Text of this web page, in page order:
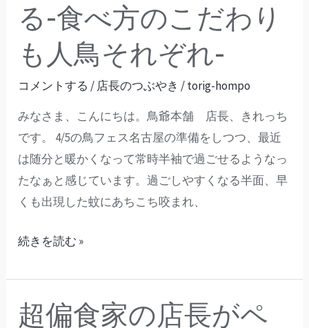
考
え
て
み
る-
無
限
の
可
性-
る-食べ方のこだわり
も人鳥それぞれ-
コメントする / 店長のつぶやき /torig-hompo
みなさま、こんにちは。鳥爺本舗 店長、きれっち
です。 4/5の鳥フェス名古屋の準備をしつつ、最近
は随分と暖かくなって常時半袖で過ごせるようなっ
たなぁと感じています。過ごしやすくなる半面、早
くも出現した蚊にあちこち咬まれ、
店
長
が
レ
ッ
ト
を
食
べ
い
気
続きを読む »
超偏食家の店長がペ
超